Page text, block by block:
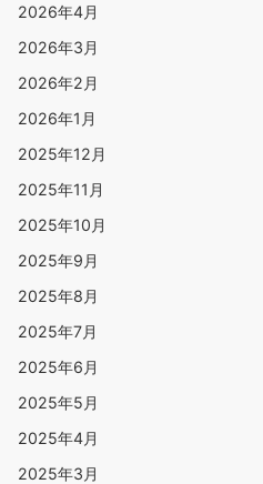
2026年4月
2026年3月
2026年2月
2026年1月
2025年12月
2025年11月
2025年10月
2025年9月
2025年8月
2025年7月
2025年6月
2025年5月
2025年4月
2025年3月